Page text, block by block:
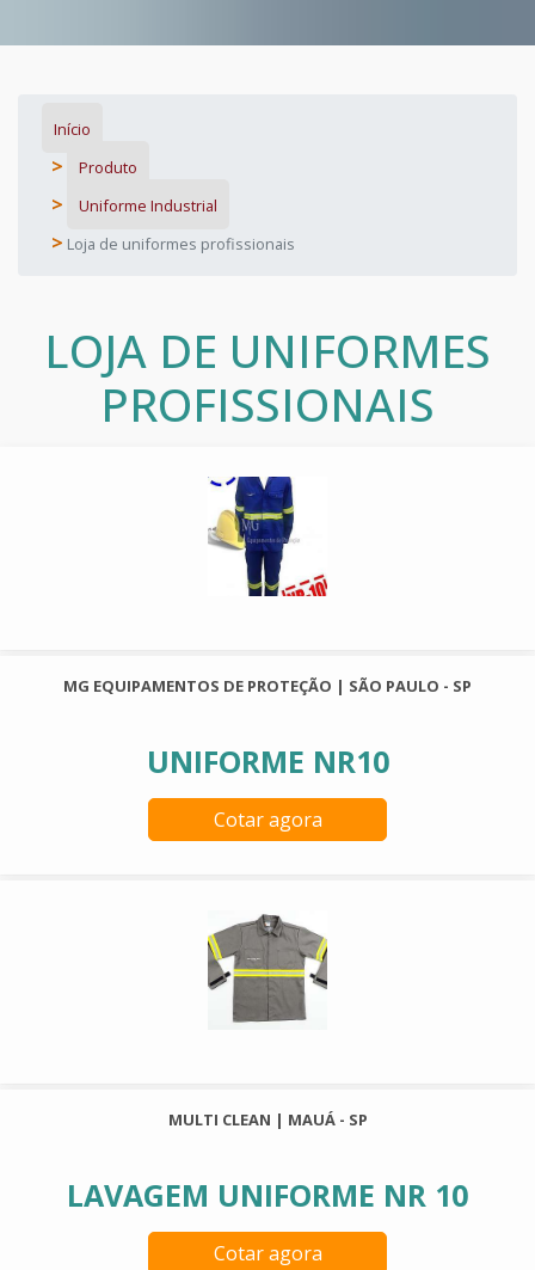
Início
Produto
Uniforme Industrial
Loja de uniformes profissionais
LOJA DE UNIFORMES
PROFISSIONAIS
MG EQUIPAMENTOS DE PROTEÇÃO | SÃO PAULO - SP
UNIFORME NR10
Cotar agora
MULTI CLEAN | MAUÁ - SP
LAVAGEM UNIFORME NR 10
Cotar agora